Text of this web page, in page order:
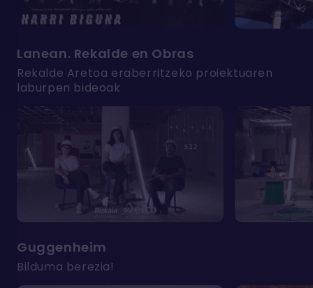
Lanean. Rekalde en Obras
Rekalde Aretoa eraberritzeko proiektuaren
laburpen bideoak
Guggenheim
Bilduma berezia!